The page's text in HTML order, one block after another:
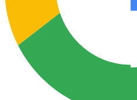
Dinamo Zagreb demonstrira moć:
ofu Lige šampiona